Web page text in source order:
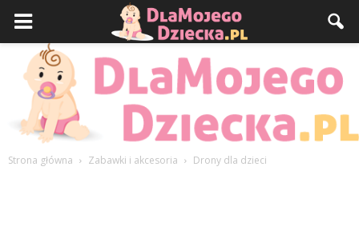
Strona główna Zabawki i akcesoria Drony dla dzieci